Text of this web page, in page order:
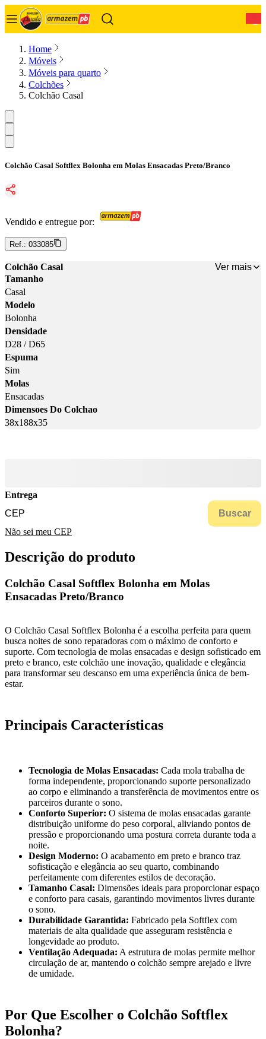
Home
Móveis
Móveis para quarto
Colchões
Colchão Casal
Colchão Casal Softflex Bolonha em Molas Ensacadas Preto/Branco
Vendido e entregue por:
Ref.: 033085
Colchão Casal
Ver mais
Tamanho
Casal
Modelo
Bolonha
Densidade
D28 / D65
Espuma
Sim
Molas
Ensacadas
Dimensoes Do Colchao
38x188x35
Entrega
Buscar
Não sei meu CEP
Descrição do produto
Colchão Casal Softflex Bolonha em Molas
Ensacadas Preto/Branco
O Colchão Casal Softflex Bolonha é a escolha perfeita para quem
busca noites de sono reparadoras com o máximo de conforto e
suporte. Com tecnologia de molas ensacadas e design sofisticado em
preto e branco, este colchão une inovação, qualidade e elegância
para transformar seu descanso em uma experiência única de bem-
estar.
Principais Características
Tecnologia de Molas Ensacadas: Cada mola trabalha de
forma independente, proporcionando suporte personalizado
ao corpo e eliminando a transferência de movimentos entre os
parceiros durante o sono.
Conforto Superior: O sistema de molas ensacadas garante
distribuição uniforme do peso corporal, aliviando pontos de
pressão e proporcionando uma postura correta durante toda a
noite.
Design Moderno: O acabamento em preto e branco traz
sofisticação e elegância ao seu quarto, combinando
perfeitamente com diferentes estilos de decoração.
Tamanho Casal: Dimensões ideais para proporcionar espaço
e conforto para casais, garantindo movimentos livres durante
o sono.
Durabilidade Garantida: Fabricado pela Softflex com
materiais de alta qualidade que asseguram resistência e
longevidade ao produto.
Ventilação Adequada: A estrutura de molas permite melhor
circulação de ar, mantendo o colchão sempre arejado e livre
de umidade.
Por Que Escolher o Colchão Softflex
Bolonha?